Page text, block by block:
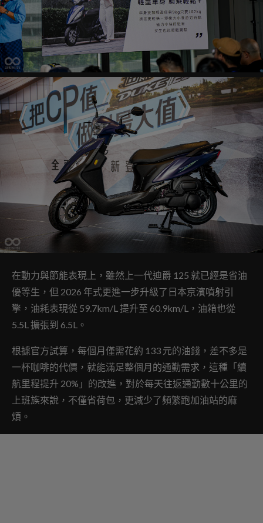
在動力與節能表現上，雖然上一代迪爵 125 就已經是省油
優等生，但 2026 年式更進一步升級了日本京濱噴射引
擎，油耗表現從 59.7km/L 提升至 60.9km/L，油箱也從
5.5L 擴張到 6.5L。
根據官方試算，每個月僅需花約 133 元的油錢，差不多是
一杯咖啡的代價，就能滿足整個月的通勤需求，這種「續
航里程提升 20%」的改進，對於每天往返通勤數十公里的
上班族來說，不僅省荷包，更減少了頻繁跑加油站的麻
煩。